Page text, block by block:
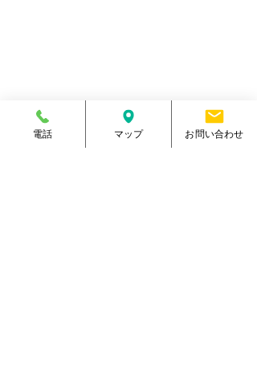
​手続受付時間
月～金／10:00～20:00
土 ／10:00～17:00
祝日 ／10:00～17:00
電話 マップ お問い合わせ